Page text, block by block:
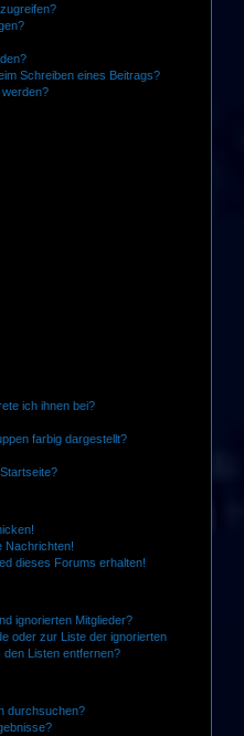
Schreiben eines Beitrags?
ich ihnen bei?
farbig dargestellt?
Nachrichten!
dieses Forums erhalten!
ignorierten Mitglieder?
oder zur Liste der ignorierten
den Listen entfernen?
durchsuchen?